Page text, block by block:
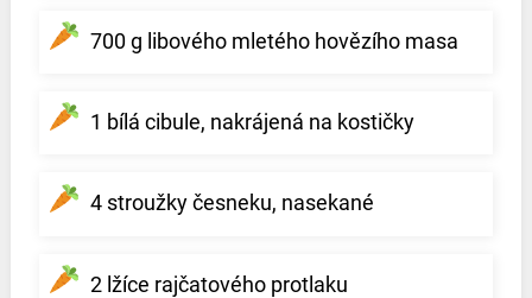
700 g libového mletého hovězího masa
1 bílá cibule, nakrájená na kostičky
4 stroužky česneku, nasekané
2 lžíce rajčatového protlaku